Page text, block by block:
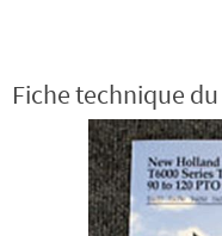
Fiche technique du